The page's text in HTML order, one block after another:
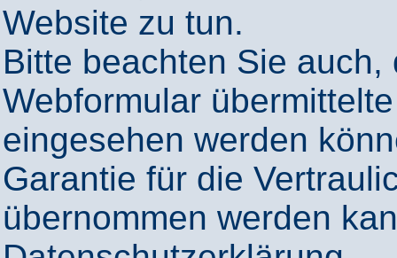
Website zu tun.
Bitte beachten Sie
Webformular
eingesehen werden
Garantie für die
übernommen werden